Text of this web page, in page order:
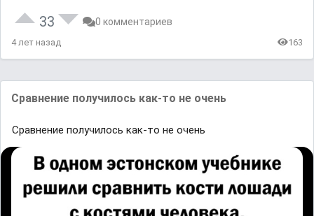
33 0 комментариев
4 лет назад 163
Сравнение получилось как-то не очень
Сравнение получилось как-то не очень